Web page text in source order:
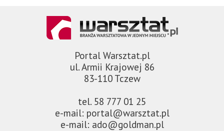
Portal Warsztat.pl
ul. Armii Krajowej 86
83-110 Tczew
tel. 58 777 01 25
e-mail: portal@warsztat.pl
e-mail: ado@goldman.pl